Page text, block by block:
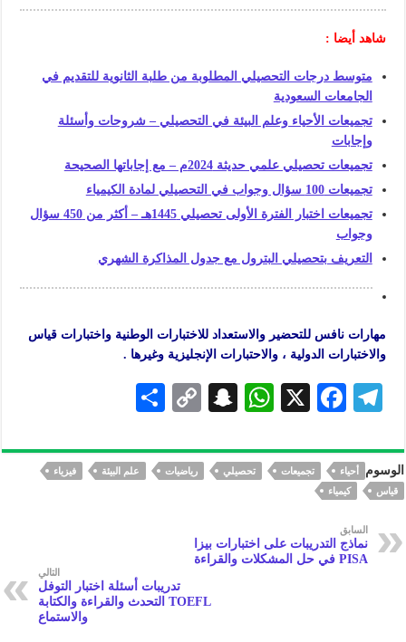
شاهد أيضا :
متوسط درجات التحصيلي المطلوبة من طلبة الثانوية للتقديم في
الجامعات السعودية
تجميعات الأحياء وعلم البيئة في التحصيلي – شروحات وأسئلة
وإجابات
تجميعات تحصيلي علمي حديثة 2024م – مع إجاباتها الصحيحة
تجميعات 100 سؤال وجواب في التحصيلي لمادة الكيمياء
تجميعات اختبار الفترة الأولى تحصيلي 1445هـ – أكثر من 450 سؤال
وجواب
التعريف بتحصيلي البترول مع جدول المذاكرة الشهري
مهارات نافس للتحضير والاستعداد للاختبارات الوطنية واختبارات قياس
والاختبارات الدولية ، والاحتبارات الإنجليزية وغيرها .
Te
gr
a
F
eb
oo
X
W
at
s
p
p
S
a
pc
at
C
p
y
k
ar
e
الوسوم أحياء تجميعات تحصيلي رياضيات علم البيئة
فيزياء
قياس
كيمياء
السابق
نماذج التدريبات على اختبارات بيزا
PISA في حل المشكلات والقراءة
التالي
تدريبات أسئلة اختبار التوفل
TOEFL التحدث والقراءة والكتابة
والاستماع